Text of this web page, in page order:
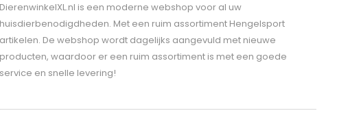
DierenwinkelXL.nl is een moderne webshop voor al uw
huisdierbenodigdheden. Met een ruim assortiment Hengelsport
artikelen. De webshop wordt dagelijks aangevuld met nieuwe
producten, waardoor er een ruim assortiment is met een goede
service en snelle levering!